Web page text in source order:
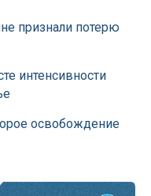
признали потерю
интенсивности
освобождение